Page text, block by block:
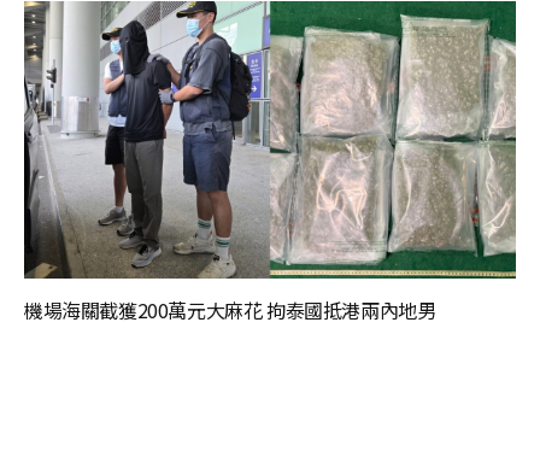
機場海關截獲200萬元大麻花 拘泰國抵港兩內地男